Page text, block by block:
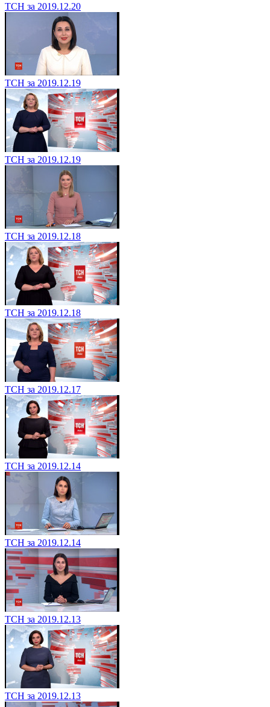
ТСН за 2019.12.20
ТСН за 2019.12.19
ТСН за 2019.12.19
ТСН за 2019.12.18
ТСН за 2019.12.18
ТСН за 2019.12.17
ТСН за 2019.12.14
ТСН за 2019.12.14
ТСН за 2019.12.13
ТСН за 2019.12.13